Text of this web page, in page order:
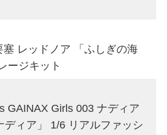
塞 レッドノア 「ふしぎの海
ージキット
GAINAX Girls 003 ナディア
ディア」 1/6 リアルファッシ